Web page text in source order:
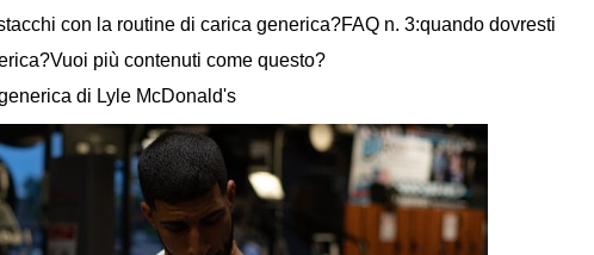
con la routine di carica generica?FAQ n. 3:quando dovresti
più contenuti come questo?
di Lyle McDonald's